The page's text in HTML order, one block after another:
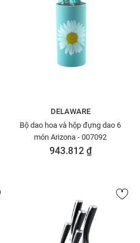
DELAWARE
Bộ dao hoa và hộp đựng dao 6
món Arizona - 007092
943.812 ₫